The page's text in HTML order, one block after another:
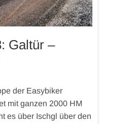
Galtür –
der Easybiker
mit ganzen 2000 HM
es über Ischgl über den